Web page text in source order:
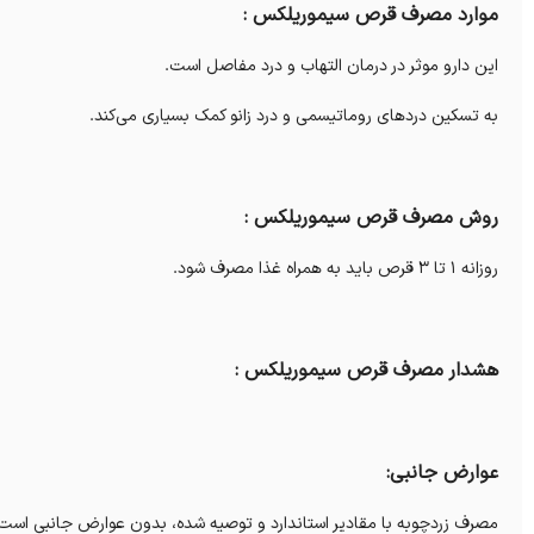
موارد مصرف قرص سیموریلکس :
این دارو موثر در درمان التهاب و درد مفاصل است.
به تسکین دردهای روماتیسمی و درد زانو کمک بسیاری می‌کند.
روش مصرف قرص سیموریلکس :
روزانه 1 تا 3 قرص باید به همراه غذا مصرف شود.
هشدار مصرف قرص سیموریلکس :
عوارض جانبی:
مصرف زردچوبه با مقادیر استاندارد و توصیه شده، بدون عوارض جانبی